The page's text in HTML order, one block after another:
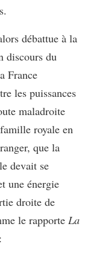
débattue à la
discours du
France
les puissances
maladroite
royale en
que la
devait se
une énergie
droite de
le rapporte La